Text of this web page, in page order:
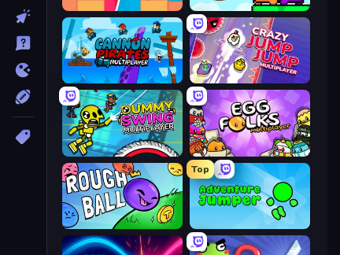
Ninja Parkour Multiplayer
Boom Slingers ReBoom
Crazy Jump Jump Multiplayer
Cannon Pirates Multiplayer
Egg Folks Multiplayer
Crazy Dummy Swing Multiplayer
Top
Adventure Jumper
Rough Ball